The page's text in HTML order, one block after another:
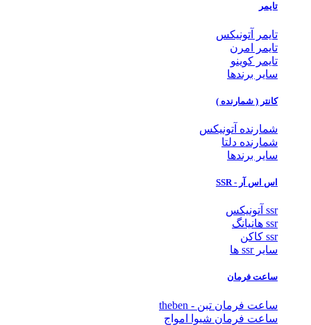
تایمر
تایمر آتونیکس
تایمر امرن
تایمر کوینو
سایر برندها
کانتر ( شمارنده )
شمارنده آتونیکس
شمارنده دلتا
سایر برندها
اس اس آر - SSR
ssr آتونیکس
ssr هانیانگ
ssr کاکن
سایر ssr ها
ساعت فرمان
ساعت فرمان تبن - theben
ساعت فرمان شیوا امواج